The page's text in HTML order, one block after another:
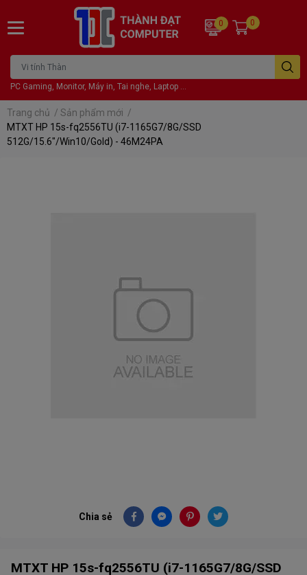
PC Gaming, Monitor, Máy in, Tai nghe, Laptop ...
0 0
Trang chủ / Sản phẩm mới /
MTXT HP 15s-fq2556TU (i7-1165G7/8G/SSD
512G/15.6"/Win10/Gold) - 46M24PA
Chia sẻ
MTXT HP 15s-fq2556TU (i7-1165G7/8G/SSD